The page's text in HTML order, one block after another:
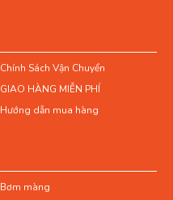
Chính Sách Vận Chuyển
GIAO HÀNG MIỄN PHÍ
Hướng dẫn mua hàng
Bơm màng